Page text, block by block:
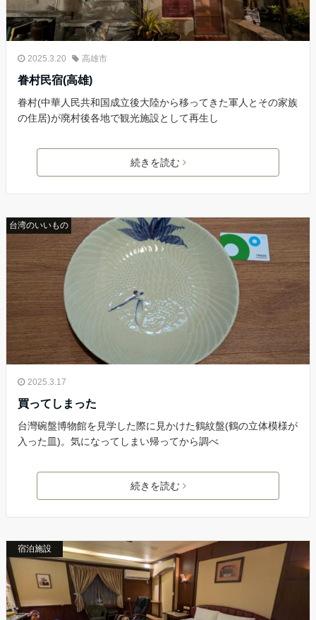
2025.3.20 高雄市
眷村民宿(高雄)
眷村(中華人民共和国成立後大陸から移ってきた軍人とその家族
の住居)が廃村後各地で観光施設として再生し
続きを読む
台湾のいいもの
2025.3.17
買ってしまった
台灣碗盤博物館を見学した際に見かけた鶴紋盤(鶴の立体模様が
入った皿)。気になってしまい帰ってから調べ
続きを読む
宿泊施設